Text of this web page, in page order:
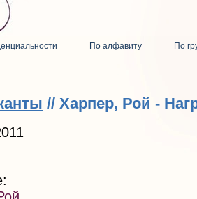
По алфавиту
По
// Харпер, Рой -